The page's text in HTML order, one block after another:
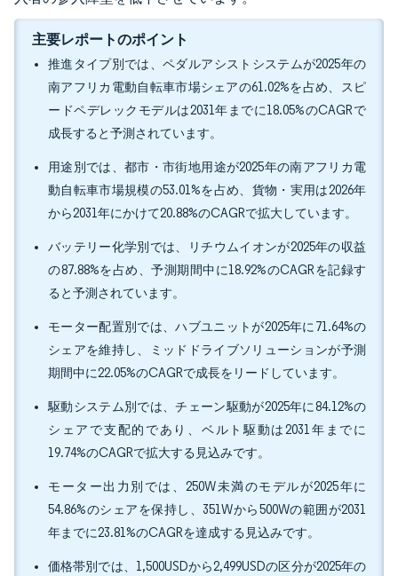
主要レポートのポイント
推進タイプ別では、ペダルアシストシステムが2025年の
南アフリカ電動自転車市場シェアの61.02%を占め、スピ
ードペデレックモデルは2031年までに18.05%のCAGRで
成長すると予測されています。
用途別では、都市・市街地用途が2025年の南アフリカ電
動自転車市場規模の53.01%を占め、貨物・実用は2026年
から2031年にかけて20.88%のCAGRで拡大しています。
バッテリー化学別では、リチウムイオンが2025年の収益
の87.88%を占め、予測期間中に18.92%のCAGRを記録す
ると予測されています。
モーター配置別では、ハブユニットが2025年に71.64%の
シェアを維持し、ミッドドライブソリューションが予測
期間中に22.05%のCAGRで成長をリードしています。
駆動システム別では、チェーン駆動が2025年に84.12%の
シェアで支配的であり、ベルト駆動は2031年までに
19.74%のCAGRで拡大する見込みです。
モーター出力別では、250W未満のモデルが2025年に
54.86%のシェアを保持し、351Wから500Wの範囲が2031
年までに23.81%のCAGRを達成する見込みです。
価格帯別では、1,500USDから2,499USDの区分が2025年の